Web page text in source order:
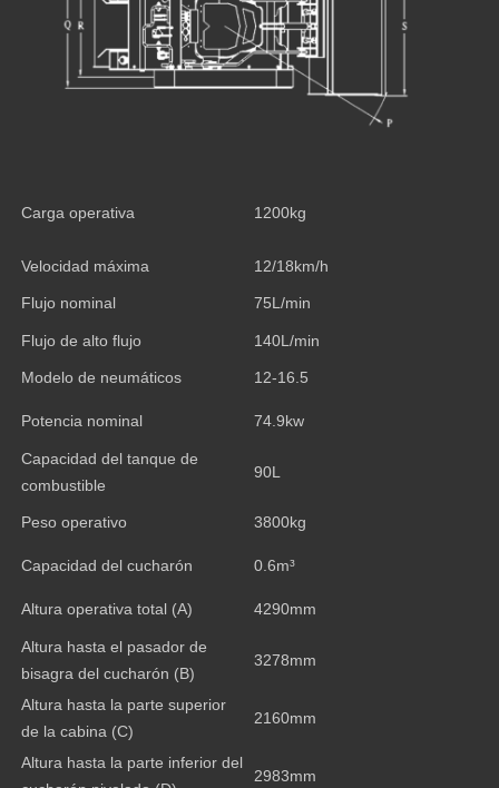
Carga operativa 1200kg
Velocidad máxima 12/18km/h
Flujo nominal 75L/min
Flujo de alto flujo 140L/min
Modelo de neumáticos 12-16.5
Potencia nominal 74.9kw
Capacidad del tanque de
combustible
90L
Peso operativo 3800kg
Capacidad del cucharón 0.6m³
Altura operativa total (A) 4290mm
Altura hasta el pasador de
bisagra del cucharón (B)
3278mm
Altura hasta la parte superior
de la cabina (C)
2160mm
Altura hasta la parte inferior del
2983mm